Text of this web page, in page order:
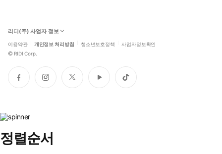
리디(주) 사업자 정보
이용약관 개인정보 처리방침 청소년보호정책 사업자정보확인
© RIDI Corp.
페
이
인
스
트
위
유
튜
틱
톡
정렬순서